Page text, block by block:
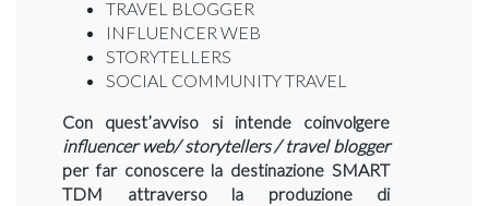
TRAVEL BLOGGER
INFLUENCER WEB
STORYTELLERS
SOCIAL COMMUNITY TRAVEL
Con quest’avviso si intende coinvolgere
influencer web/ storytellers / travel blogger
per far conoscere la destinazione SMART
TDM attraverso la produzione di